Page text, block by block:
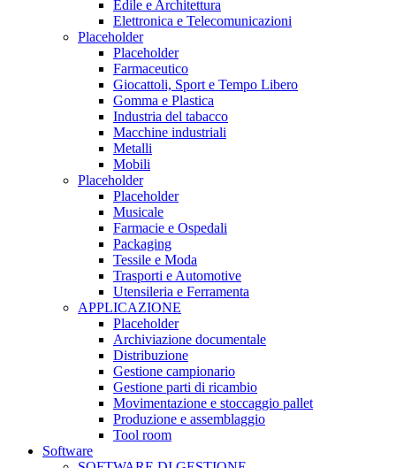
Edile e Architettura
Elettronica e Telecomunicazioni
Placeholder
Placeholder
Farmaceutico
Giocattoli, Sport e Tempo Libero
Gomma e Plastica
Industria del tabacco
Macchine industriali
Metalli
Mobili
Placeholder
Placeholder
Musicale
Farmacie e Ospedali
Packaging
Tessile e Moda
Trasporti e Automotive
Utensileria e Ferramenta
APPLICAZIONE
Placeholder
Archiviazione documentale
Distribuzione
Gestione campionario
Gestione parti di ricambio
Movimentazione e stoccaggio pallet
Produzione e assemblaggio
Tool room
Software